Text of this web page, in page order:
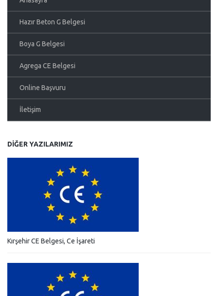
Hazır Beton G Belgesi
Boya G Belgesi
Agrega CE Belgesi
Online Başvuru
İletişim
DIĞER YAZILARIMIZ
Kırşehir CE Belgesi, Ce İşareti